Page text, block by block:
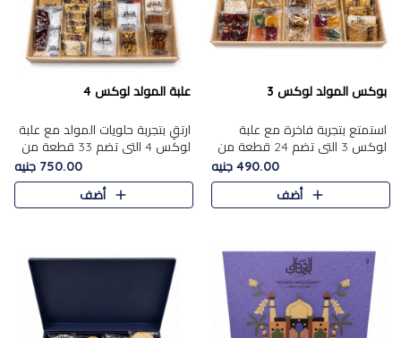
بوكس المولد لوكس 3
استمتع بتجربة فاخرة مع علبة
لوكس 3 التي تضم 24 قطعة من
أشهر حلويات المولد الشرقية
المختارة بعناية. تحتوي التشكيلة
على الجزرية بالفول، والملب..
490.00 جنيه
أضف
علبة المولد لوكس 4
ارتقِ بتجربة حلويات المولد مع علبة
لوكس 4 التي تضم 33 قطعة من
تشكيلة فاخرة ومتنوعة من أشهر
الأصناف الشرقية. تحتوي العلبة على
الجزرية بالفول،..
750.00 جنيه
أضف